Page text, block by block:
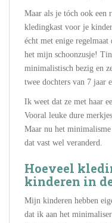
Maar als je tóch ook een
kledingkast voor je
écht met enige
het mijn schoonzusje!
minimalistisch bezig en
twee dochters van 7 jaar
Ik weet dat ze met haar
Vooral leuke dure
Maar nu het
dat vast wel veranderd.
Hoeveel
kinderen in
Mijn kinderen hebben
dat ik aan het